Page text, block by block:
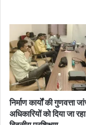
न
,
सैं
ड
मा
फि
या
निर्माण कार्यों की गुणवत्ता
अधिकारियों को दिया जा